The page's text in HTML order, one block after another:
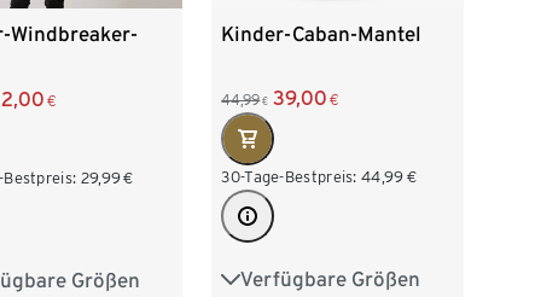
Windbreaker-
€
Bestpreis: 29,99€
Größen
146/152
Kinder-Caban-Mantel
44,99 € 39,00 €
30-Tage-Bestpreis: 44,99 €
Verfügbare Größen
98/104 110/116